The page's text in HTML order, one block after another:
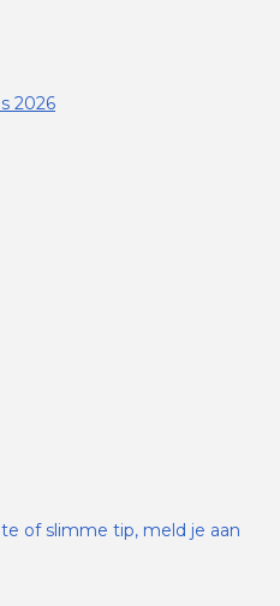
2026
of slimme tip, meld je aan